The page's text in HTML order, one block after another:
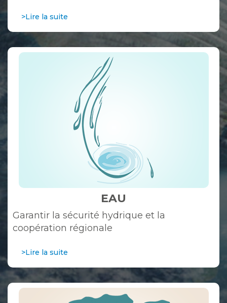
>Lire la suite
EAU
Garantir la sécurité hydrique et la
coopération régionale
>Lire la suite